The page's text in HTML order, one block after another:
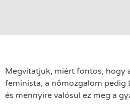
Megvitatjuk, miért fontos, hogy
feminista, a nőmozgalom pedig
és mennyire valósul ez meg a